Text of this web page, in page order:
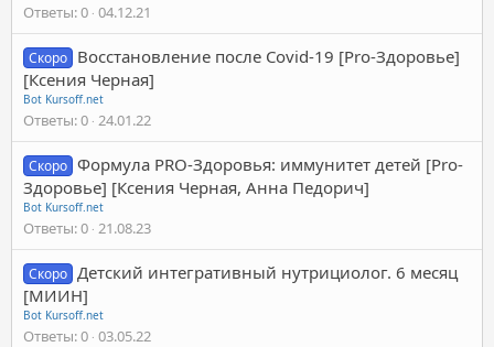
Ответы 0 04.12.21
Скоро Восстановление после Covid-19 [Pro-Здоровье]
[Ксения Черная]
Bot Kursoff.net
Ответы 0 24.01.22
Скоро Формула PRO-Здоровья: иммунитет детей [Pro-
Здоровье] [Ксения Черная, Анна Педорич]
Bot Kursoff.net
Ответы 0 21.08.23
Скоро Детский интегративный нутрициолог. 6 месяц
[МИИН]
Bot Kursoff.net
Ответы 0 03.05.22